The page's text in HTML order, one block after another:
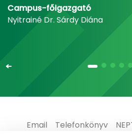
Campus-főigazgató
Nyitrainé Dr. Sárdy Diána
Email Telefonkönyv